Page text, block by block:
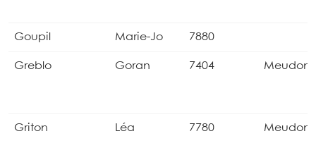
Goupil Marie-Jo 7880
Greblo Goran 7404 Meudon
Griton Léa 7780 Meudon